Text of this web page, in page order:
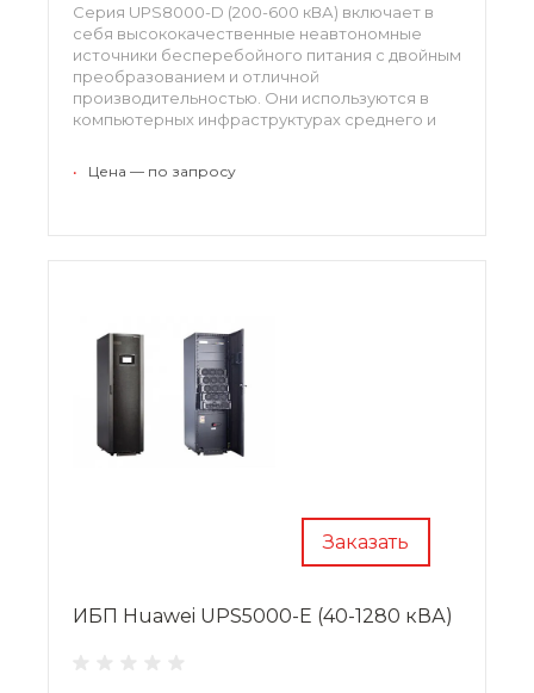
Серия UPS8000-D (200-600 кВА) включает в
себя высококачественные неавтономные
источники бесперебойного питания с двойным
преобразованием и отличной
производительностью. Они используются в
компьютерных инфраструктурах среднего и
UPS8000-D-200K, UPS8000-D-300K, UPS8000-
Серия ИБП Huawei UPS2000-G (1-20 кВА)
• Цена — по запросу
Заказать
ИБП Huawei UPS5000-Е (40-1280 кВА)